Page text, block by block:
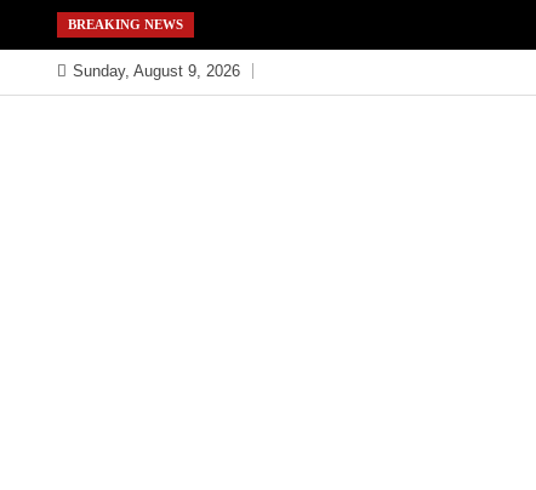
to
content
BREAKING NEWS
Sunday, August 9, 2026